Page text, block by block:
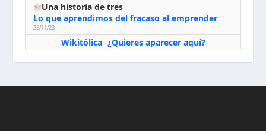
Una historia de tres
Lo que aprendimos del fracaso al emprender
25/11/23
Wikitólica· ¿Quieres aparecer aquí?